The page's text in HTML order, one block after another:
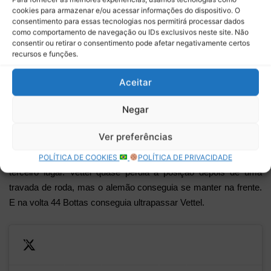
cookies para armazenar e/ou acessar informações do dispositivo. O
consentimento para essas tecnologias nos permitirá processar dados
como comportamento de navegação ou IDs exclusivos neste site. Não
consentir ou retirar o consentimento pode afetar negativamente certos
recursos e funções.
Aceitar
Negar
Ver preferências
POLÍTICA DE COOKIES POLÍTICA DE PRIVACIDADE
Com dez voltas para o final a classificação era: Hamilton,
Raikkonen, Vettel, Bottas, Verstappen, Hulkenberg, Ricciardo,
Os pilotos começavam a reclamar de bolhas nos pneus. Bottas
encostava em Vettel e os dois começavam a brigar pelo
terceiro lugar. Vettel quase perdia a posição depois de uma
travada de roda, mas o alemão conseguia se manter na frente.
E na volta 44 Bottas conseguia ultrapassar Vettel.
LAP